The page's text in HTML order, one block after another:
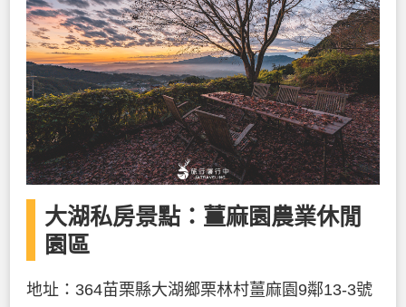
大湖私房景點：薑麻園農業休閒
園區
地址：364苗栗縣大湖鄉栗林村薑麻園9鄰13-3號